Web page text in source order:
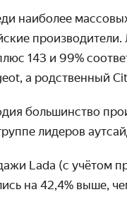
наиболее
143 и 99%
а родственный
большинство
лидеров
Lada (с учётом
на 42,4% выше,